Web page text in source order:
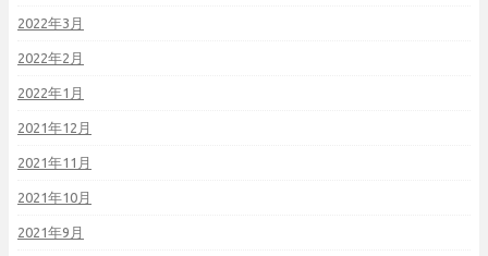
2022年3月
2022年2月
2022年1月
2021年12月
2021年11月
2021年10月
2021年9月